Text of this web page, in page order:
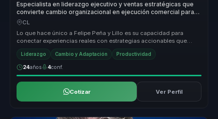
Especialista en liderazgo ejecutivo y ventas estratégicas que
convierte cambio organizacional en ejecución comercial para
empresas.
CL
Lo que hace único a Felipe Peña y Lillo es su capacidad para
conectar experiencias reales con estrategias accionables que
generan resulta...
Liderazgo Cambio y Adaptación Productividad
24años 4conf.
Cotizar Ver Perfil